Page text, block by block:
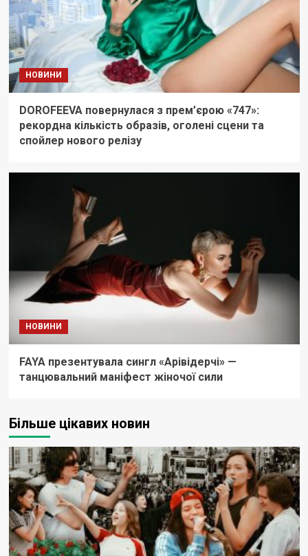
НОВИНИ
DOROFEEVA повернулася з прем’єрою «747»:
рекордна кількість образів, оголені сцени та
спойлер нового релізу
НОВИНИ
FAYA презентувала сингл «Арівідерчі» —
танцювальний маніфест жіночої сили
Більше цікавих новин